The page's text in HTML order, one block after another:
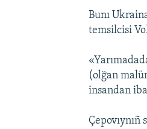
Bunı
temsilcisi
(olğan
insandan